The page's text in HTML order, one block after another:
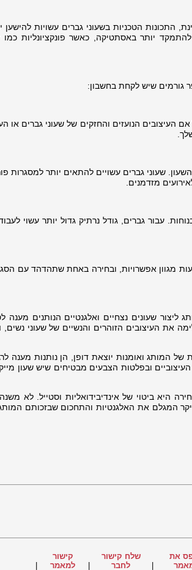
התכונות הטכניות בשעוני גברים עשויות להישען
להתמקד יותר באסתטיקה, כאשר פונקציונליות כמו
גורמים שיש לקחת בחשבון:
העיצובים הנועזים והחזקים של שעוני גברים או
שעוני גברים עשויים להתאים יותר למסגרות
מזדמנים.
עבור גברים, גודל נרתיק גדול יותר עשוי
מגוון אפשרויות, ובחירה באחת שתהדהד עם
שעונים נצחיים ואלגנטיים הנותנים מענה
את העיצובים הזוהרים והנשיים של שעוני נשים,
המותג ואומנות יוצאת דופן, הן נותנות מענה
ובפלטות הצבעים מבטיחים שיש שעון
היא ביטוי של אינדיבידואליות וסטייל. לא
המגלם את האלגנטיות והתחכום שבזכותם
את
שלח קישור
לחבר
קישור
למאמר